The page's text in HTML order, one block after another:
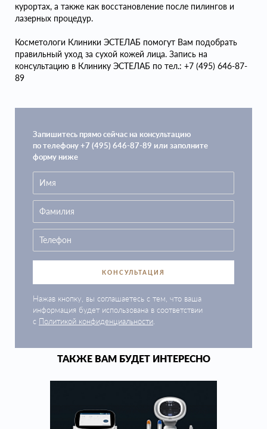
курортах, а также как восстановление после пилингов и
лазерных процедур.
Косметологи Клиники ЭСТЕЛАБ помогут Вам подобрать
правильный уход за сухой кожей лица. Запись на
консультацию в Клинику ЭСТЕЛАБ по тел.: +7 (495) 646-87-
89
Запишитесь прямо сейчас на консультацию
по телефону +7 (495) 646-87-89 или заполните
форму ниже
КОНСУЛЬТАЦИЯ
Нажав кнопку, вы соглашаетесь с тем, что ваша
информация будет использована в соответствии
с Политикой конфиденциальности
ТАКЖЕ ВАМ БУДЕТ ИНТЕРЕСНО